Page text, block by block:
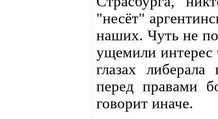
"несёт"
наших. Чуть не
ущемили интерес
глазах либерала
перед правами
говорит иначе.